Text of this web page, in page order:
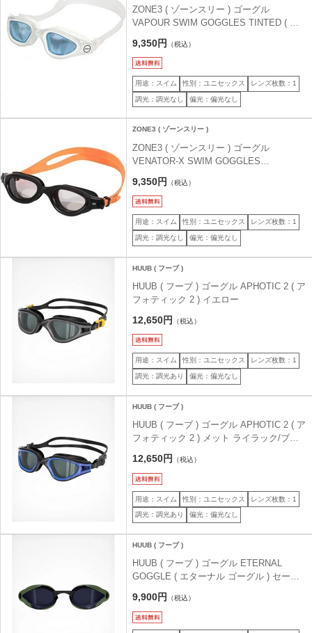
ZONE3 ( ゾーンスリー ) ゴーグル
VAPOUR SWIM GOGGLES TINTED ( ヴ
) クリア/ホワイト
9,350円 （税込）
用途：スイム 性別：ユニセックス レンズ枚数：1
調光：調光なし 偏光：偏光なし
ZONE3 ( ゾーンスリー )
ZONE3 ( ゾーンスリー ) ゴーグル
VENATOR-X SWIM GOGGLES
PHOTOCHROMATIC ( ヴェネターX スイ
ム ゴーグル 調光レンズ ) ブラック/ネオン
オレンジ
9,350円 （税込）
用途：スイム 性別：ユニセックス レンズ枚数：1
調光：調光なし 偏光：偏光なし
HUUB ( フーブ )
HUUB ( フーブ ) ゴーグル APHOTIC 2 ( ア
フォティック 2 ) イエロー
12,650円 （税込）
用途：スイム 性別：ユニセックス レンズ枚数：1
調光：調光あり 偏光：偏光なし
HUUB ( フーブ )
HUUB ( フーブ ) ゴーグル APHOTIC 2 ( ア
フォティック 2 ) メット ライラック/ブラ
12,650円 （税込）
用途：スイム 性別：ユニセックス レンズ枚数：1
調光：調光あり 偏光：偏光なし
HUUB ( フーブ )
HUUB ( フーブ ) ゴーグル ETERNAL
GOGGLE ( エターナル ゴーグル ) セージ/
スモークブルーレンズ
9,900円 （税込）